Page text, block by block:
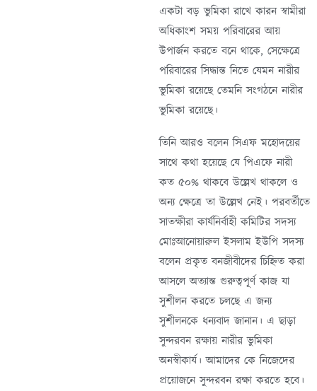
একটা বড় ভুমিকা রাখে কারন স্বামীরা
অধিকাংশ সময় পরিবারের আয়
উপার্জন করতে বনে থাকে, সেক্ষেত্রে
পরিবারের সিদ্ধান্ত নিতে যেমন নারীর
ভুমিকা রয়েছে তেমনি সংগঠনে নারীর
ভুমিকা রয়েছে।
তিনি আরও বলেন সিএফ মহোদয়ের
সাথে কথা হয়েছে যে পিএফে নারী
কত ৫০% থাকবে উল্লেখ থাকলে ও
অন্য ক্ষেত্রে তা উল্লেখ নেই। পরবর্তীতে
সাতক্ষীরা কার্যনির্বাহী কমিটির সদস্য
মোঃআনোয়ারুল ইসলাম ইউপি সদস্য
বলেন প্রকৃত বনজীবীদের চিহ্নিত করা
আসলে অত্যান্ত গুরুত্বপূর্ণ কাজ যা
সুশীলন করতে চলছে এ জন্য
সুশীলনকে ধন্যবাদ জানান। এ ছাড়া
সুন্দরবন রক্ষায় নারীর ভুমিকা
অনস্বীকার্য। আমাদের কে নিজেদের
প্রয়োজনে সুন্দরবন রক্ষা করতে হবে।